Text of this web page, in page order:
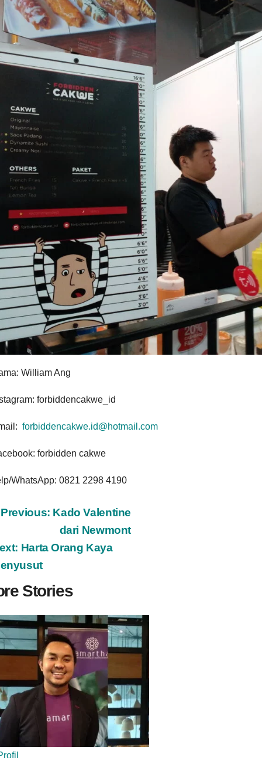
William Ang
forbiddencakwe_id
forbiddencakwe.id@hotmail.com
forbidden cakwe
WhatsApp: 0821 2298 4190
Previous: Kado Valentine
dari Newmont
Harta Orang Kaya
Stories